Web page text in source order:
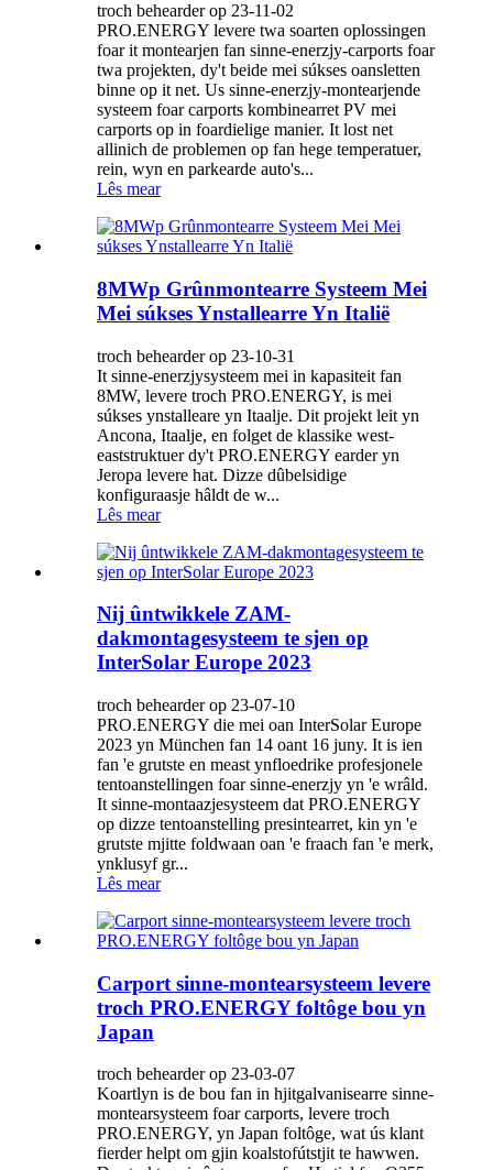
troch behearder op 23-11-02
PRO.ENERGY levere twa soarten oplossingen
foar it montearjen fan sinne-enerzjy-carports foar
twa projekten, dy't beide mei súkses oansletten
binne op it net. Us sinne-enerzjy-montearjende
systeem foar carports kombinearret PV mei
carports op in foardielige manier. It lost net
allinich de problemen op fan hege temperatuer,
rein, wyn en parkearde auto's...
Lês mear
8MWp Grûnmontearre Systeem Mei
Mei súkses Ynstallearre Yn Italië
troch behearder op 23-10-31
It sinne-enerzjysysteem mei in kapasiteit fan
8MW, levere troch PRO.ENERGY, is mei
súkses ynstalleare yn Itaalje. Dit projekt leit yn
Ancona, Itaalje, en folget de klassike west-
eaststruktuer dy't PRO.ENERGY earder yn
Jeropa levere hat. Dizze dûbelsidige
konfiguraasje hâldt de w...
Lês mear
Nij ûntwikkele ZAM-
dakmontagesysteem te sjen op
InterSolar Europe 2023
troch behearder op 23-07-10
PRO.ENERGY die mei oan InterSolar Europe
2023 yn München fan 14 oant 16 juny. It is ien
fan 'e grutste en meast ynfloedrike profesjonele
tentoanstellingen foar sinne-enerzjy yn 'e wrâld.
It sinne-montaazjesysteem dat PRO.ENERGY
op dizze tentoanstelling presintearret, kin yn 'e
grutste mjitte foldwaan oan 'e fraach fan 'e merk,
ynklusyf gr...
Lês mear
Carport sinne-montearsysteem levere
troch PRO.ENERGY foltôge bou yn
Japan
troch behearder op 23-03-07
Koartlyn is de bou fan in hjitgalvanisearre sinne-
montearsysteem foar carports, levere troch
PRO.ENERGY, yn Japan foltôge, wat ús klant
fierder helpt om gjin koalstofútstjit te hawwen.